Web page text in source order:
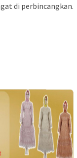
di perbincangkan.